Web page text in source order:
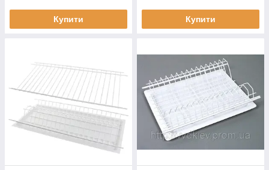
Купити Купити